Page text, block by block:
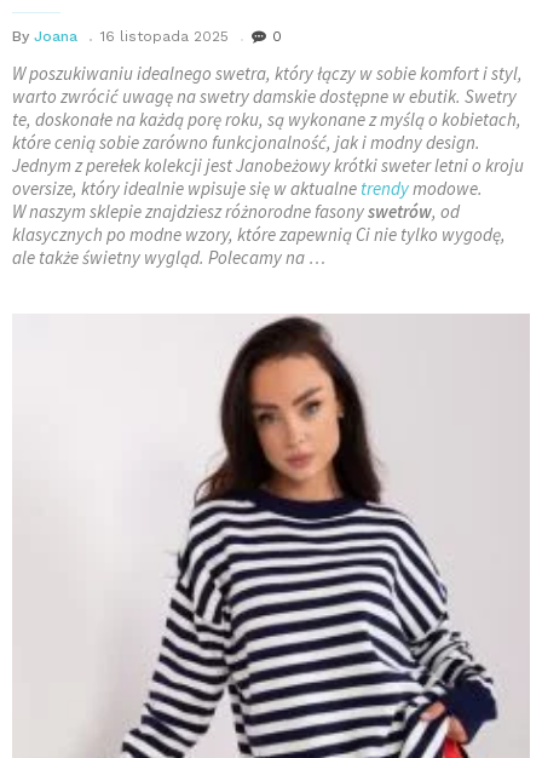
By Joana 16 listopada 2025 0
W poszukiwaniu idealnego swetra, który łączy w sobie komfort i styl,
warto zwrócić uwagę na swetry damskie dostępne w ebutik. Swetry
te, doskonałe na każdą porę roku, są wykonane z myślą o kobietach,
które cenią sobie zarówno funkcjonalność, jak i modny design.
Jednym z perełek kolekcji jest Janobeżowy krótki sweter letni o kroju
oversize, który idealnie wpisuje się w aktualne trendymodowe.
W naszym sklepie znajdziesz różnorodne fasonyswetrów, od
klasycznych po modne wzory, które zapewnią Ci nie tylko wygodę,
ale także świetny wygląd. Polecamy na …